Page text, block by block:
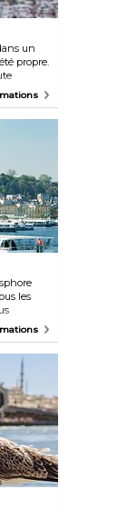
un
propre.
pour
des
vous
le
été
les
un
Vous
part de
vous